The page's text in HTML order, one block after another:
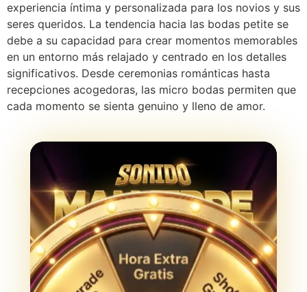
experiencia íntima y personalizada para los novios y sus
seres queridos. La tendencia hacia las bodas petite se
debe a su capacidad para crear momentos memorables
en un entorno más relajado y centrado en los detalles
significativos. Desde ceremonias románticas hasta
recepciones acogedoras, las micro bodas permiten que
cada momento se sienta genuino y lleno de amor.